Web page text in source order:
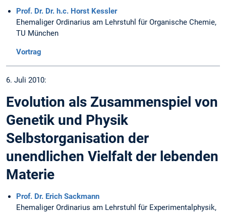
Prof. Dr. Dr. h.c. Horst Kessler
Ehemaliger Ordinarius am Lehrstuhl für Organische Chemie,
TU München
Vortrag
6. Juli 2010:
Evolution als Zusammenspiel von
Genetik und Physik
Selbstorganisation der
unendlichen Vielfalt der lebenden
Materie
Prof. Dr. Erich Sackmann
Ehemaliger Ordinarius am Lehrstuhl für Experimentalphysik,